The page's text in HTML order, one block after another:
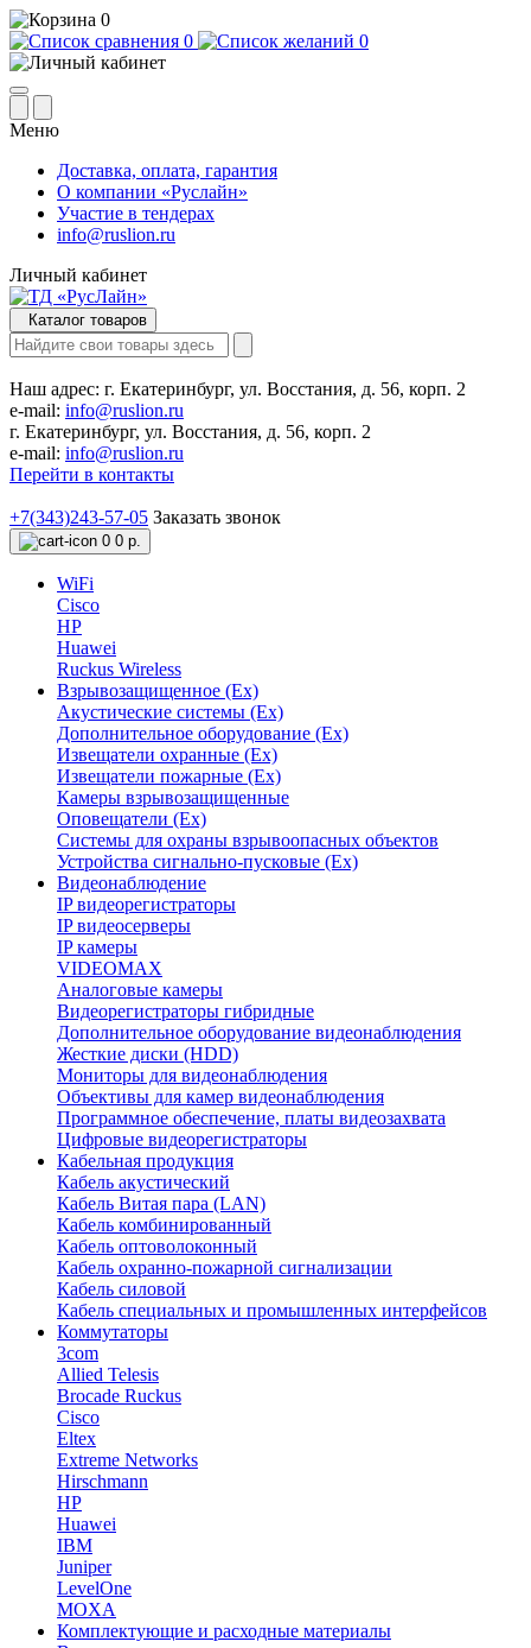
0
0
0
Меню
Доставка, оплата, гарантия
О компании «Руслайн»
Участие в тендерах
info@ruslion.ru
Личный кабинет
Каталог товаров
Наш адрес: г. Екатеринбург, ул. Восстания, д. 56, корп. 2
e-mail: info@ruslion.ru
г. Екатеринбург, ул. Восстания, д. 56, корп. 2
e-mail: info@ruslion.ru
Перейти в контакты
+7(343)243-57-05 Заказать звонок
0 0 р.
WiFi
Cisco
HP
Huawei
Ruckus Wireless
Взрывозащищенное (Ex)
Акустические системы (Ex)
Дополнительное оборудование (Ex)
Извещатели охранные (Ex)
Извещатели пожарные (Ex)
Камеры взрывозащищенные
Оповещатели (Ex)
Системы для охраны взрывоопасных объектов
Устройства сигнально-пусковые (Ex)
Видеонаблюдение
IP видеорегистраторы
IP видеосерверы
IP камеры
VIDEOMAX
Аналоговые камеры
Видеорегистраторы гибридные
Дополнительное оборудование видеонаблюдения
Жесткие диски (HDD)
Мониторы для видеонаблюдения
Объективы для камер видеонаблюдения
Программное обеспечение, платы видеозахвата
Цифровые видеорегистраторы
Кабельная продукция
Кабель акустический
Кабель Витая пара (LAN)
Кабель комбинированный
Кабель оптоволоконный
Кабель охранно-пожарной сигнализации
Кабель силовой
Кабель специальных и промышленных интерфейсов
Коммутаторы
3com
Allied Telesis
Brocade Ruckus
Cisco
Eltex
Extreme Networks
Hirschmann
HP
Huawei
IBM
Juniper
LevelOne
MOXA
Комплектующие и расходные материалы